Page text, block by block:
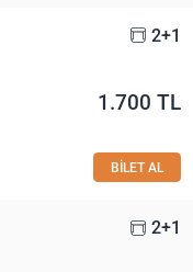
2+1
1.700 TL
BİLET AL
2+1